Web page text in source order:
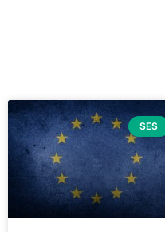
SES